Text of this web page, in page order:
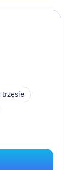
trzęsie